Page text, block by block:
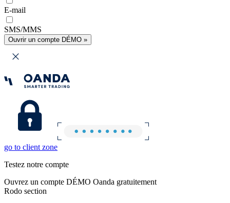
E-mail
SMS/MMS
Ouvrir un compte DÉMO »
go to client zone
Testez notre compte
Ouvrez un compte DÉMO Oanda gratuitement
Rodo section